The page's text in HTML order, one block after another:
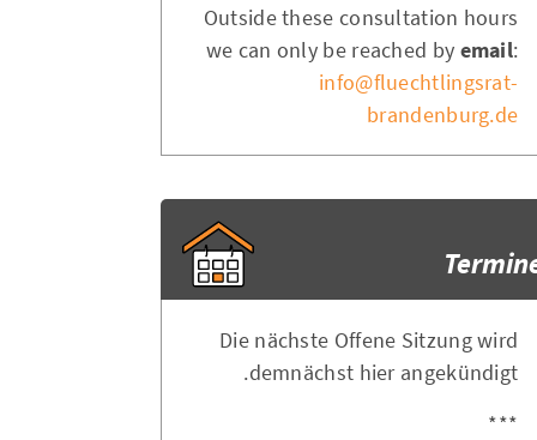
Outside these consultation hours
we can only be reached by email:
info@fluechtlingsrat-
brandenburg.de
Die nächste Offene Sitzung wird
demnächst hier angekündigt.
***